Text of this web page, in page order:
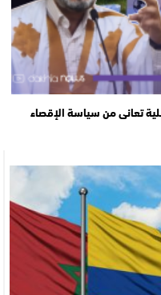
تعانى من سياسة الإقصاء